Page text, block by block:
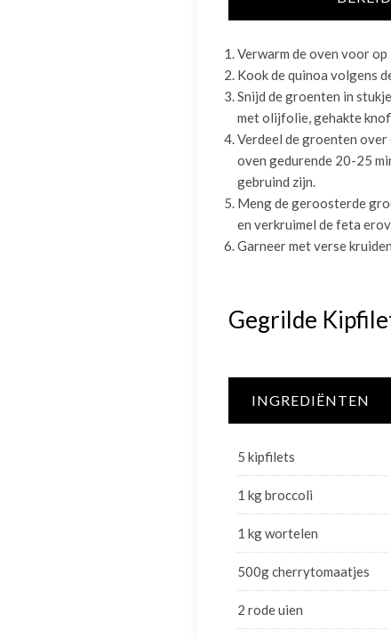
Verwarm de oven voor op
Kook de quinoa volgens
Snijd de groenten in
met olijfolie, gehakte
Verdeel de groenten
oven gedurende 20-25
gebruind zijn.
Meng de geroosterde
en verkruimel de feta
Garneer met verse
Gegrilde
INGREDIËNTEN
5 kipfilets
1 kg broccoli
1 kg wortelen
500g cherrytomaatjes
2 rode uien